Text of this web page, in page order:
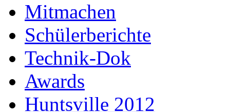
Mitmachen
Schülerberichte
Technik-Dok
Awards
Huntsville 2012